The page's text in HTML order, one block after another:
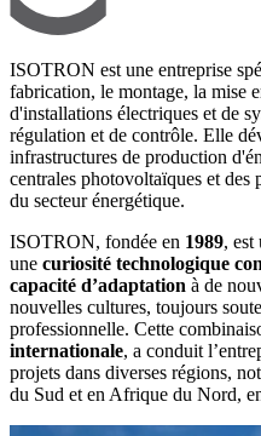
ISOTRON est une entreprise
fabrication, le montage, la mise
d'installations électriques et de
régulation et de contrôle. Elle
infrastructures de production
centrales photovoltaïques et des
du secteur énergétique.
ISOTRON, fondée en 1989, est
une curiosité technologique
capacité d’adaptation à de
nouvelles cultures, toujours
professionnelle. Cette
internationale, a conduit
projets dans diverses régions,
du Sud et en Afrique du Nord,